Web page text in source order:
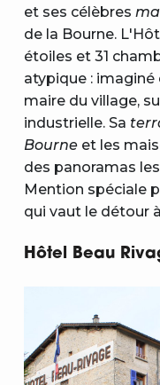
et ses célèbres
de la Bourne.
étoiles et 31
atypique : imaginé
maire du village,
industrielle. Sa
Bourne et les
des panoramas
Mention spéciale
qui vaut le détour
Hôtel Beau